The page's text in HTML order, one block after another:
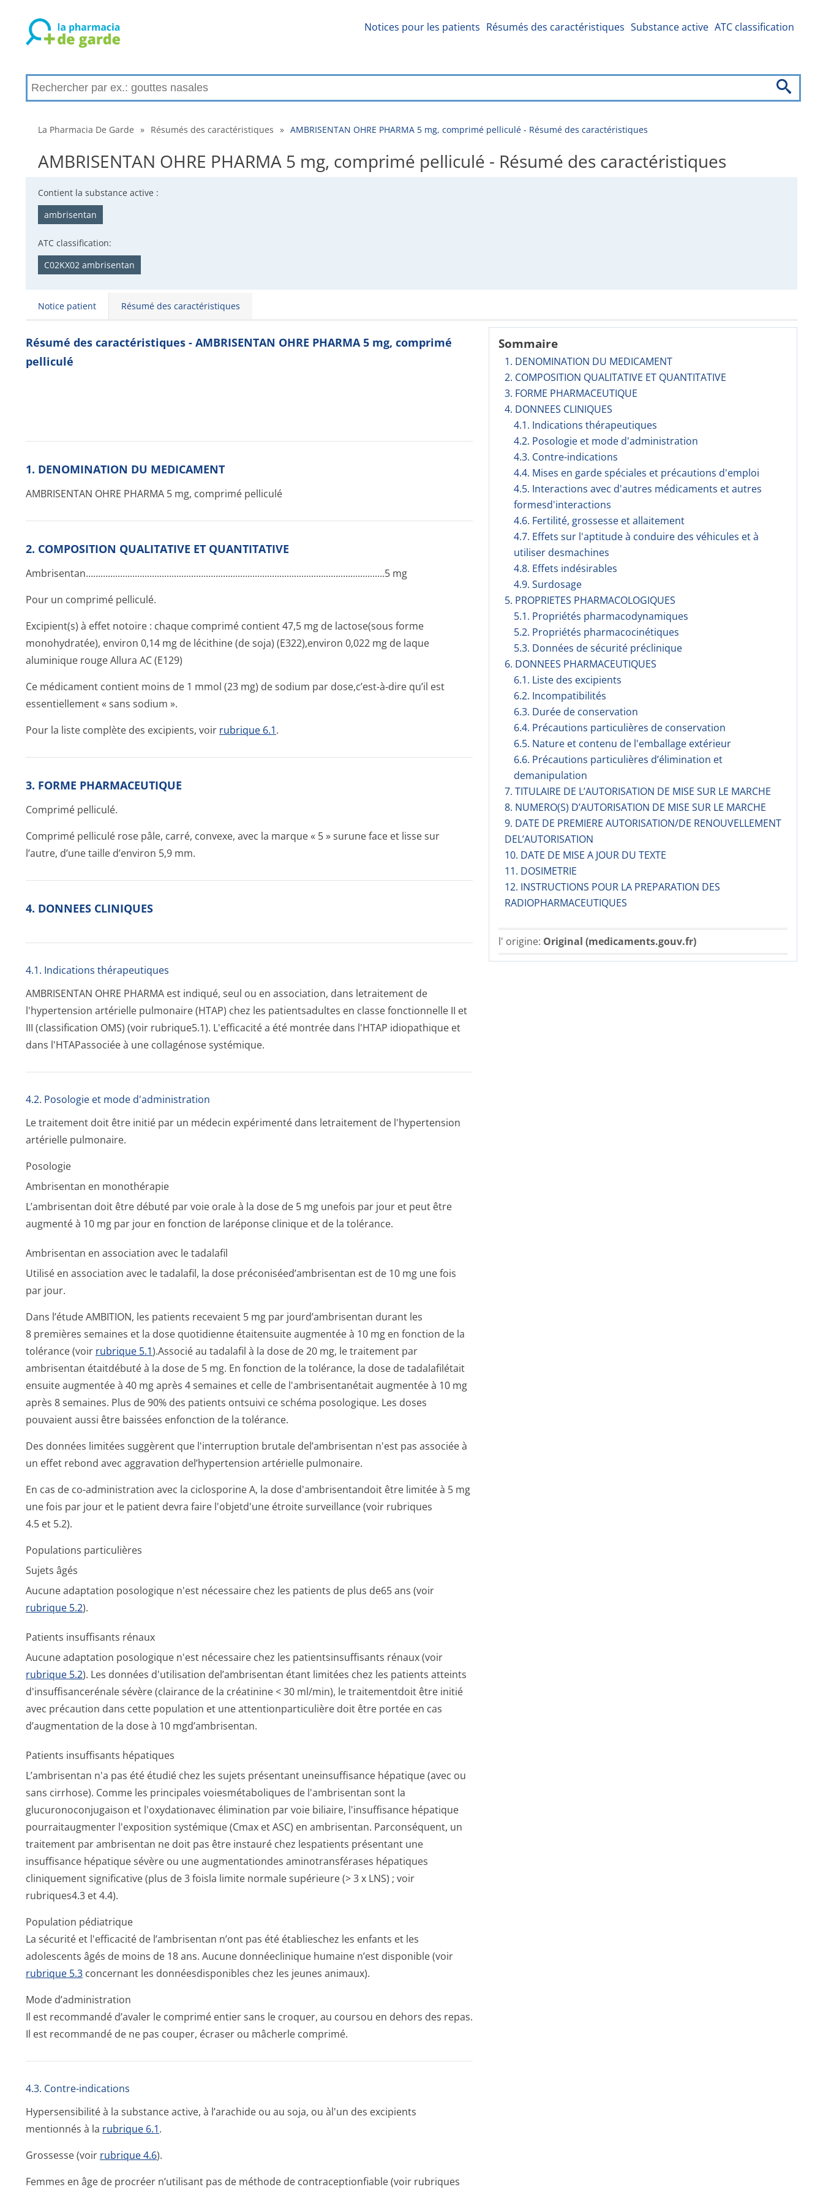
Notices pour les patients Résumés des caractéristiques Substance active ATC classification
La Pharmacia De Garde » Résumés des caractéristiques » AMBRISENTAN OHRE PHARMA 5 mg, comprimé pelliculé - Résumé des caractéristiques
AMBRISENTAN OHRE PHARMA 5 mg, comprimé pelliculé - Résumé des caractéristiques
Contient la substance active :
ambrisentan
ATC classification:
C02KX02 ambrisentan
Notice patient Résumé des caractéristiques
Sommaire
1. DENOMINATION DU MEDICAMENT
2. COMPOSITION QUALITATIVE ET QUANTITATIVE
3. FORME PHARMACEUTIQUE
4. DONNEES CLINIQUES
4.1. Indications thérapeutiques
4.2. Posologie et mode d'administration
4.3. Contre-indications
4.4. Mises en garde spéciales et précautions d'emploi
4.5. Interactions avec d'autres médicaments et autres
formesd'interactions
4.6. Fertilité, grossesse et allaitement
4.7. Effets sur l'aptitude à conduire des véhicules et à
utiliser desmachines
4.8. Effets indésirables
4.9. Surdosage
5. PROPRIETES PHARMACOLOGIQUES
5.1. Propriétés pharmacodynami­ques
5.2. Propriétés pharmacocinéti­ques
5.3. Données de sécurité préclinique
6. DONNEES PHARMACEUTIQUES
6.1. Liste des excipients
6.2. Incompati­bilités
6.3. Durée de conservation
6.4. Précautions particulières de conservation
6.5. Nature et contenu de l'emballage extérieur
6.6. Précautions particulières d’élimination et
demanipulation
7. TITULAIRE DE L’AUTORISATION DE MISE SUR LE MARCHE
8. NUMERO(S) D’AUTORISATION DE MISE SUR LE MARCHE
9. DATE DE PREMIERE AUTORISATION/DE RENOUVELLEMENT
DEL’AUTORISATION
10. DATE DE MISE A JOUR DU TEXTE
11. DOSIMETRIE
12. INSTRUCTIONS POUR LA PREPARATION DES
RADIOPHARMACE­UTIQUES
l' origine: Original (medicaments.gouv.fr)
Résumé des caractéristiques - AMBRISENTAN OHRE PHARMA 5 mg, comprimé
pelliculé
1. DENOMINATION DU MEDICAMENT
AMBRISENTAN OHRE PHARMA 5 mg, comprimé pelliculé
2. COMPOSITION QUALITATIVE ET QUANTITATIVE
Ambrisentan..­.............­.............­.............­.............­.............­.............­.............­.............­.............­...5 mg
Pour un comprimé pelliculé.
Excipient(s) à effet notoire : chaque comprimé contient 47,5 mg de lactose(sous forme
monohydratée), environ 0,14 mg de lécithine (de soja) (E322),environ 0,022 mg de laque
aluminique rouge Allura AC (E129)
Ce médicament contient moins de 1 mmol (23 mg) de sodium par dose,c’est-à-dire qu’il est
essentiellement « sans sodium ».
Pour la liste complète des excipients, voir rubrique 6.1.
3. FORME PHARMACEUTIQUE
Comprimé pelliculé.
Comprimé pelliculé rose pâle, carré, convexe, avec la marque « 5 » surune face et lisse sur
l’autre, d’une taille d’environ 5,9 mm.
4. DONNEES CLINIQUES
4.1. Indications thérapeutiques
AMBRISENTAN OHRE PHARMA est indiqué, seul ou en association, dans letraitement de
l'hypertension artérielle pulmonaire (HTAP) chez les patientsadultes en classe fonctionnelle II et
III (classification OMS) (voir rubrique5.1). L'efficacité a été montrée dans l'HTAP idiopathique et
dans l'HTAPassociée à une collagénose systémique.
4.2. Posologie et mode d'administration
Le traitement doit être initié par un médecin expérimenté dans letraitement de l'hypertension
artérielle pulmonaire.
Posologie
Ambrisentan en monothérapie
L’ambrisentan doit être débuté par voie orale à la dose de 5 mg unefois par jour et peut être
augmenté à 10 mg par jour en fonction de laréponse clinique et de la tolérance.
Ambrisentan en association avec le tadalafil
Utilisé en association avec le tadalafil, la dose préconiséed’am­brisentan est de 10 mg une fois
par jour.
Dans l’étude AMBITION, les patients recevaient 5 mg par jourd’ambrisentan durant les
8 premières semaines et la dose quotidienne étaitensuite augmentée à 10 mg en fonction de la
tolérance (voir rubrique 5.1).Associé au tadalafil à la dose de 20 mg, le traitement par
ambrisentan étaitdébuté à la dose de 5 mg. En fonction de la tolérance, la dose de tadalafilétait
ensuite augmentée à 40 mg après 4 semaines et celle de l'ambrisentanétait augmentée à 10 mg
après 8 semaines. Plus de 90% des patients ontsuivi ce schéma posologique. Les doses
pouvaient aussi être baissées enfonction de la tolérance.
Des données limitées suggèrent que l'interruption brutale del’ambrisentan n'est pas associée à
un effet rebond avec aggravation del’hypertension artérielle pulmonaire.
En cas de co-administration avec la ciclosporine A, la dose d'ambrisentandoit être limitée à 5 mg
une fois par jour et le patient devra faire l'objetd'une étroite surveillance (voir rubriques
4.5 et 5.2).
Populations particulières
Sujets âgés
Aucune adaptation posologique n'est nécessaire chez les patients de plus de65 ans (voir
rubrique 5.2).
Patients insuffisants rénaux
Aucune adaptation posologique n'est nécessaire chez les patientsinsuf­fisants rénaux (voir
rubrique 5.2). Les données d'utilisation del’ambrisentan étant limitées chez les patients atteints
d'insuffisance­rénale sévère (clairance de la créatinine < 30 ml/min), le traitementdoit être initié
avec précaution dans cette population et une attentionparti­culière doit être portée en cas
d’augmentation de la dose à 10 mgd’ambrisentan.
Patients insuffisants hépatiques
L’ambrisentan n'a pas été étudié chez les sujets présentant uneinsuffisance hépatique (avec ou
sans cirrhose). Comme les principales voiesmétaboliques de l'ambrisentan sont la
glucuronoconju­gaison et l'oxydationavec élimination par voie biliaire, l'insuffisance hépatique
pourraitaugmenter l'exposition systémique (Cmax et ASC) en ambrisentan. Parconséquent, un
traitement par ambrisentan ne doit pas être instauré chez lespatients présentant une
insuffisance hépatique sévère ou une augmentationdes aminotransférases hépatiques
cliniquement significative (plus de 3 foisla limite normale supérieure (> 3 x LNS) ; voir
rubriques4.3 et 4­.4).
Population pédiatrique
La sécurité et l'efficacité de l’ambrisentan n’ont pas été établieschez les enfants et les
adolescents âgés de moins de 18 ans. Aucune donnéeclinique humaine n’est disponible (voir
rubrique 5.3 concernant les donnéesdisponibles chez les jeunes animaux).
Mode d’administration
Il est recommandé d’avaler le comprimé entier sans le croquer, au coursou en dehors des repas.
Il est recommandé de ne pas couper, écraser ou mâcherle comprimé.
4.3. Contre-indications
Hypersensibilité à la substance active, à l’arachide ou au soja, ou àl'un des excipients
mentionnés à la rubrique 6.1.
Grossesse (voir rubrique 4.6).
Femmes en âge de procréer n’utilisant pas de méthode de contraceptionfiable (voir rubriques